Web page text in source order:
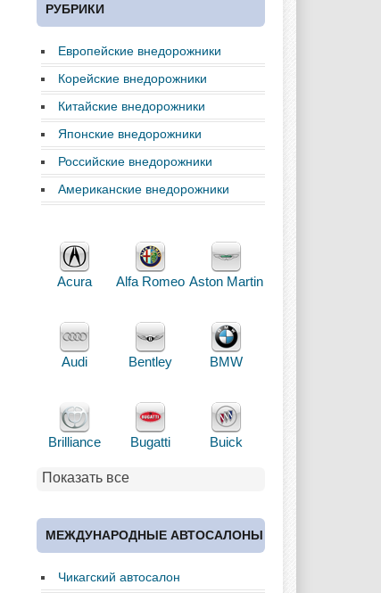
РУБРИКИ
Европейские внедорожники
Корейские внедорожники
Китайские внедорожники
Японские внедорожники
Российские внедорожники
Американские внедорожники
Acura Alfa Romeo Aston Martin
Audi Bentley BMW
Brilliance Bugatti Buick
Cadillac Chery Chevrolet
Показать все
МЕЖДУНАРОДНЫЕ АВТОСАЛОНЫ
Чикагский автосалон